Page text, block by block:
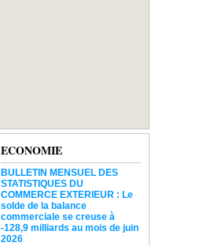
ECONOMIE
BULLETIN MENSUEL DES
STATISTIQUES DU
COMMERCE EXTERIEUR : Le
solde de la balance
commerciale se creuse à
-128,9 milliards au mois de juin
2026